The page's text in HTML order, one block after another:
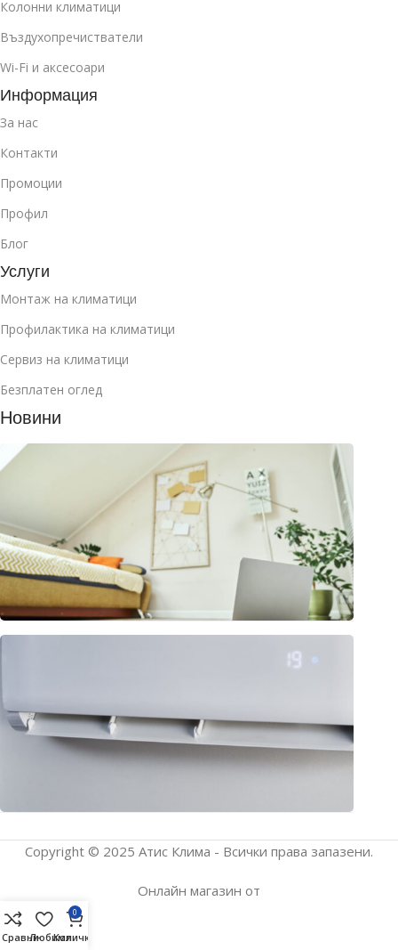
Колонни климатици
Въздухопречистватели
Wi-Fi и аксесоари
Информация
За нас
Контакти
Промоции
Профил
Блог
Услуги
Монтаж на климатици
Профилактика на климатици
Сервиз на климатици
Безплатен оглед
Новини
Copyright © 2025 Атис Клима - Всички права запазени.
Онлайн магазин от
СравниЛюбими
0
Количка